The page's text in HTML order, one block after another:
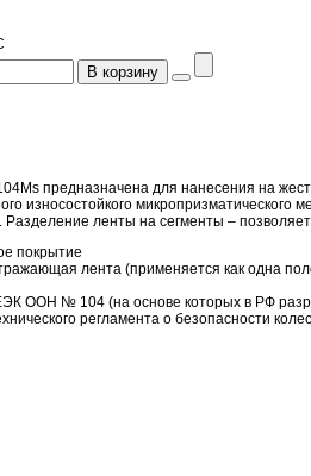
В корзину
предназначена для нанесения на
износостойкого
ленты на сегменты –
покрытие
лента (применяется как одна
ООН № 104 (на основе которых в РФ
регламента о безопасности